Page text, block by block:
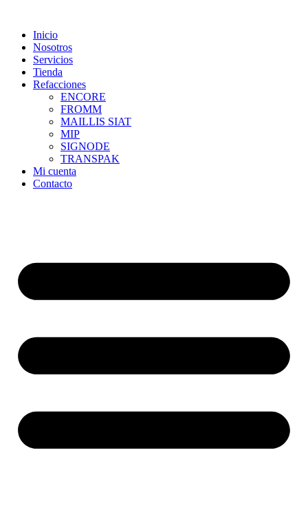
contentInicio
Nosotros
Servicios
Tienda
Refacciones
ENCORE
FROMM
MAILLIS SIAT
MIP
SIGNODE
TRANSPAK
Mi cuenta
Contacto